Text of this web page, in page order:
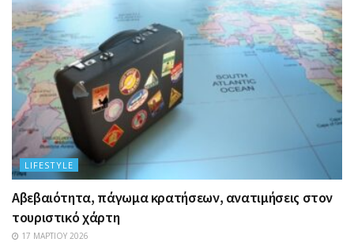
LIFESTYLE
Αβεβαιότητα, πάγωμα κρατήσεων, ανατιμήσεις στον
τουριστικό χάρτη
17 ΜΑΡΤΊΟΥ 2026